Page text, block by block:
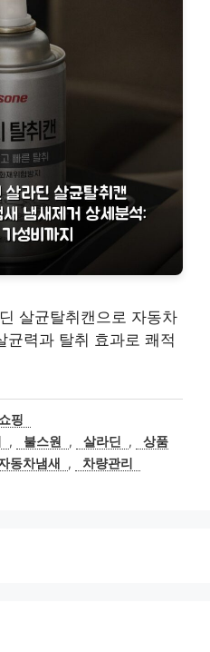
살균탈취캔으로 자동차
균력과 탈취 효과로 쾌적
쇼핑
, 불스원 , 살라딘 ,
상품
동차냄새 , 차량관리